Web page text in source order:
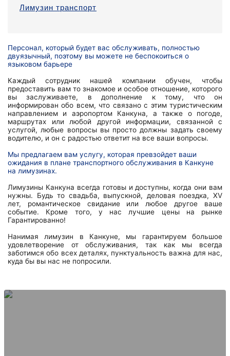
Лимузин транспорт
Персонал, который будет вас обслуживать, полностью
двуязычный, поэтому вы можете не беспокоиться о
языковом барьере
Каждый сотрудник нашей компании обучен, чтобы
предоставить вам то знакомое и особое отношение, которого
вы заслуживаете, в дополнение к тому, что он
информирован обо всем, что связано с этим туристическим
направлением и аэропортом Канкуна, а также о погоде,
маршрутах или любой другой информации, связанной с
услугой, любые вопросы вы просто должны задать своему
водителю, и он с радостью ответит на все ваши вопросы.
Мы предлагаем вам услугу, которая превзойдет ваши
ожидания в плане транспортного обслуживания в Канкуне
на лимузинах.
Лимузины Канкуна всегда готовы и доступны, когда они вам
нужны. Будь то свадьба, выпускной, деловая поездка, XV
лет, романтическое свидание или любое другое ваше
событие. Кроме того, у нас лучшие цены на рынке
Гарантированно!
Нанимая лимузин в Канкуне, мы гарантируем большое
удовлетворение от обслуживания, так как мы всегда
заботимся обо всех деталях, пунктуальность важна для нас,
куда бы вы нас не попросили.